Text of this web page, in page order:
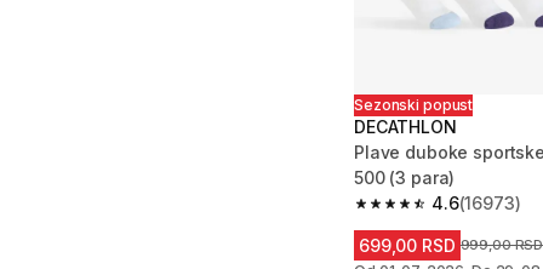
Sezonski popust
DECATHLON
Plave duboke
500 (3 para)
4.6
4.6 od 5 zvezdica
(16973)
699,00 RSD Cena pre
999,00 RSD